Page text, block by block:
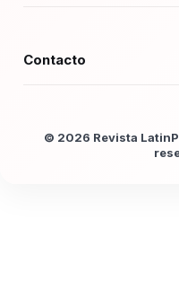
Contacto
© 2026 Revista